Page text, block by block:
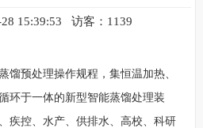
28 15:39:53 访客：1139
馏预处理操作规程，集恒温加热、
环于一体的新型智能蒸馏处理装
疾控、水产、供排水、高校、科研